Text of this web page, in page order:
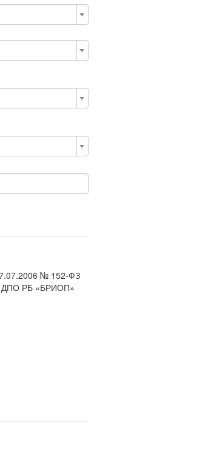
№ 152-ФЗ
ДПО РБ «БРИОП»
их защиту от
отозвать свое